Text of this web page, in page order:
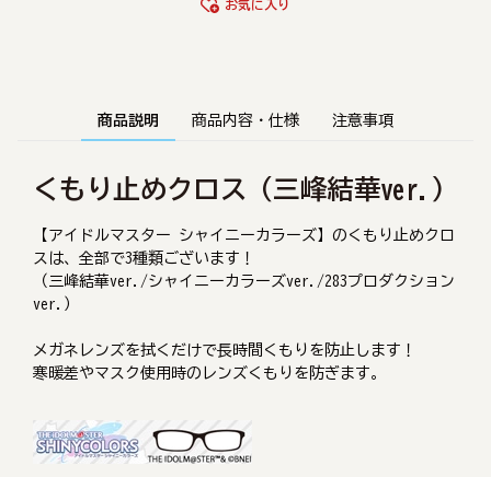
お気に入り
商品説明 商品内容・仕様 注意事項
くもり止めクロス（三峰結華ver.）
【アイドルマスター シャイニーカラーズ】のくもり止めクロ
スは、全部で3種類ございます！
（三峰結華ver./シャイニーカラーズver./283プロダクション
ver.）
メガネレンズを拭くだけで長時間くもりを防止します！
寒暖差やマスク使用時のレンズくもりを防ぎます。